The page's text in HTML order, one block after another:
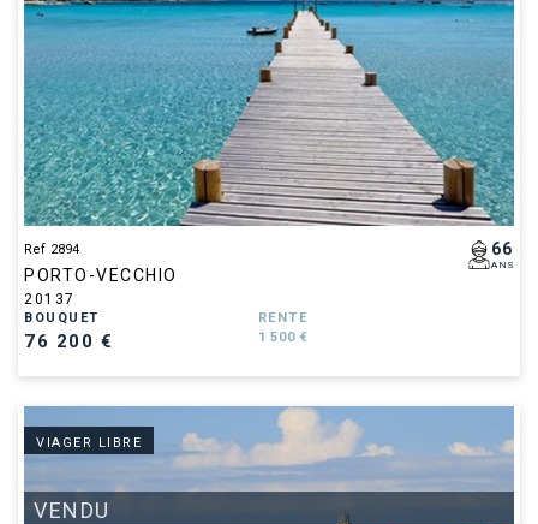
Ref 2894
PORTO-VECCHIO
20137
66
ANS
BOUQUET
76 200 €
RENTE
1 500 €
VIAGER LIBRE
VENDU